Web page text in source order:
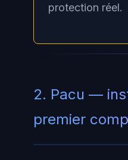
protection réel.
2. Pacu —
premier